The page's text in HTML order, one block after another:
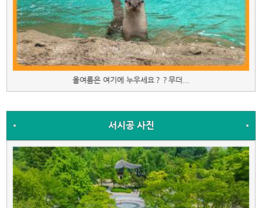
올여름은 여기에 누우세요？？무더...
서시공 사진